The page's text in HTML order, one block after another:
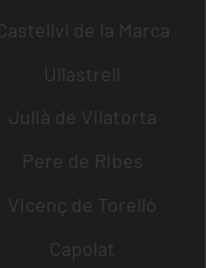
Castellví de la Marca
Ullastrell
Julià de Vilatorta
Pere de Ribes
Vicenç de Torelló
Capolat